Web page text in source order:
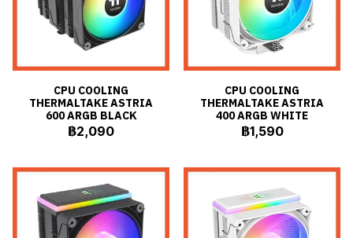
CPU COOLING
THERMALTAKE ASTRIA
600 ARGB BLACK
฿2,090
CPU COOLING
THERMALTAKE ASTRIA
400 ARGB WHITE
฿1,590